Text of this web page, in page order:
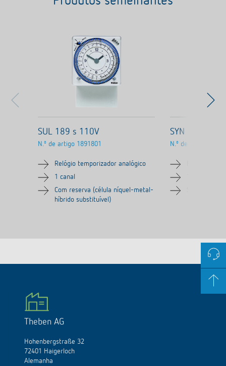
SUL 189 s 110V
N.º de artigo 1891801
Relógio temporizador analógico
1 canal
Com reserva (célula níquel-metal-
híbrido substituível)
SYN 169 s
N.º de artigo
Theben AG
Hohenbergstraße 32
72401 Haigerloch
Alemanha